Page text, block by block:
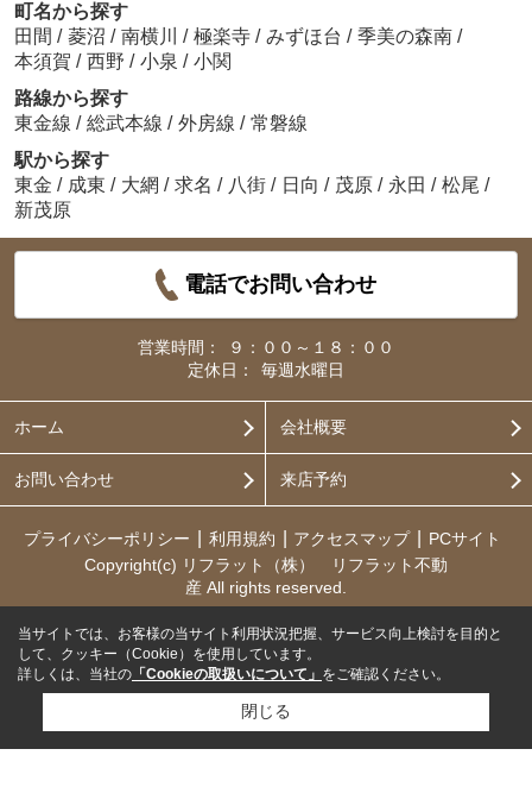
町名から探す
田間 / 菱沼 / 南横川 / 極楽寺 / みずほ台 / 季美の森南 /
本須賀 / 西野 / 小泉 / 小関
路線から探す
東金線 / 総武本線 / 外房線 / 常磐線
駅から探す
東金 / 成東 / 大網 / 求名 / 八街 / 日向 / 茂原 / 永田 / 松尾 /
新茂原
電話でお問い合わせ
営業時間：
９：００～１８：００
定休日：
毎週水曜日
ホーム 会社概要
お問い合わせ 来店予約
プライバシーポリシー 利用規約 アクセスマップ
PCサイト
Copyright(c) リフラット（株） リフラット不動
産 All rights reserved.
当サイトでは、お客様の当サイト利用状況把握、サービス向上検討を目的と
して、クッキー（Cookie）を使用しています。
詳しくは、当社の 「Cookieの取扱いについて」 をご確認ください。
閉じる